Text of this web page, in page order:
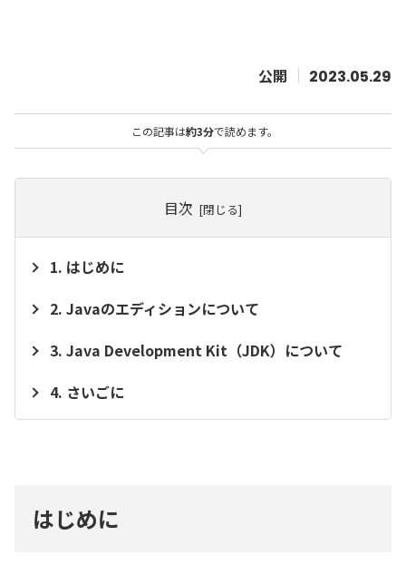
2023.05.29
この記事は約3分で読めます。
目次
はじめに
Javaのエディションについて
Java Development Kit（JDK）について
さいごに
はじめに